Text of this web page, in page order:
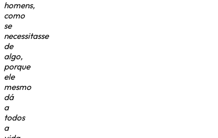
homens,
como
se
necessitasse
de
algo,
porque
ele
mesmo
dá
a
todos
a